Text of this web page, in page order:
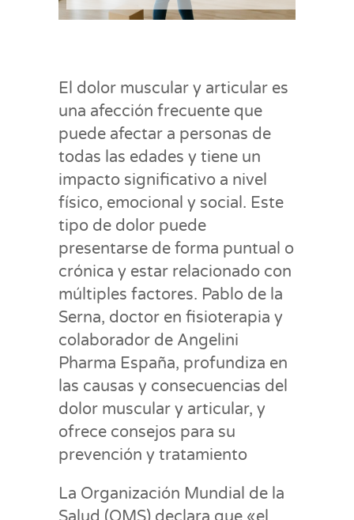
El dolor muscular y articular es
una afección frecuente que
puede afectar a personas de
todas las edades y tiene un
impacto significativo a nivel
físico, emocional y social. Este
tipo de dolor puede
presentarse de forma puntual o
crónica y estar relacionado con
múltiples factores. Pablo de la
Serna, doctor en fisioterapia y
colaborador de Angelini
Pharma España, profundiza en
las causas y consecuencias del
dolor muscular y articular, y
ofrece consejos para su
prevención y tratamiento
La Organización Mundial de la